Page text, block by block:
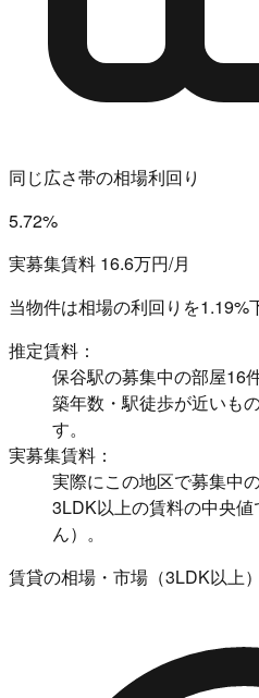
同じ広さ帯の相場利回り
5.72%
実募集賃料 16.6万円/月
当物件は相場の利回りを1.19%
推定賃料：
保谷駅の募集中の部屋16
築年数・駅徒歩が近いも
す。
実募集賃料：
実際にこの地区で募集中
3LDK以上の賃料の中央
ん）。
賃貸の相場・市場（3LDK以上）